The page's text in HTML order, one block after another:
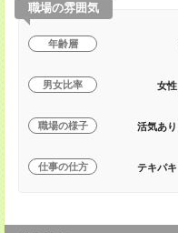
職場の雰囲気
年齢層
男女比率 女性
職場の様子 活気あり
仕事の仕方 テキパキ